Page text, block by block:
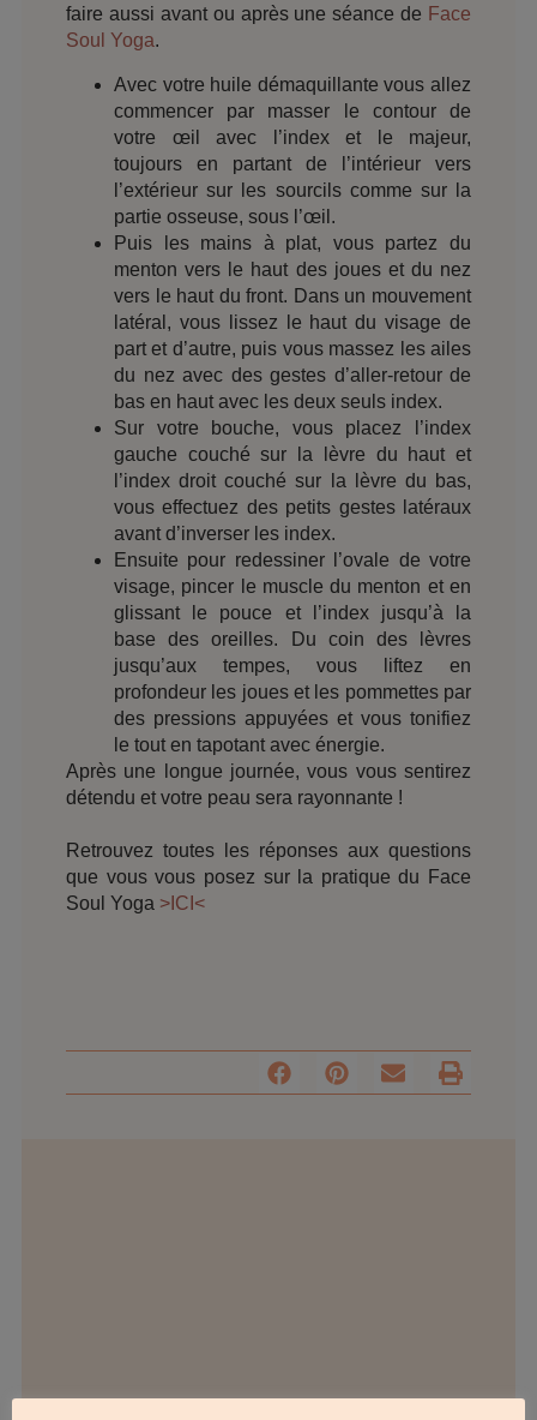
faire aussi avant ou après une séance de Face
Soul Yoga.
Avec votre huile démaquillante vous allez
commencer par masser le contour de
votre œil avec l’index et le majeur,
toujours en partant de l’intérieur vers
l’extérieur sur les sourcils comme sur la
partie osseuse, sous l’œil.
Puis les mains à plat, vous partez du
menton vers le haut des joues et du nez
vers le haut du front. Dans un mouvement
latéral, vous lissez le haut du visage de
part et d’autre, puis vous massez les ailes
du nez avec des gestes d’aller-retour de
bas en haut avec les deux seuls index.
Sur votre bouche, vous placez l’index
gauche couché sur la lèvre du haut et
l’index droit couché sur la lèvre du bas,
vous effectuez des petits gestes latéraux
avant d’inverser les index.
Ensuite pour redessiner l’ovale de votre
visage, pincer le muscle du menton et en
glissant le pouce et l’index jusqu’à la
base des oreilles. Du coin des lèvres
jusqu’aux tempes, vous liftez en
profondeur les joues et les pommettes par
des pressions appuyées et vous tonifiez
le tout en tapotant avec énergie.
Après une longue journée, vous vous sentirez
détendu et votre peau sera rayonnante !
Retrouvez toutes les réponses aux questions
que vous vous posez sur la pratique du Face
Soul Yoga >ICI<